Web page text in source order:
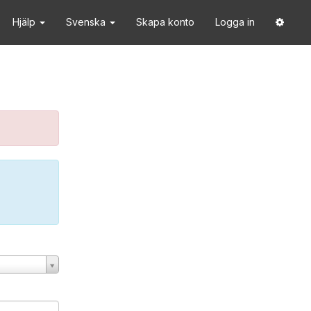
Hjälp Svenska Skapa konto Logga in